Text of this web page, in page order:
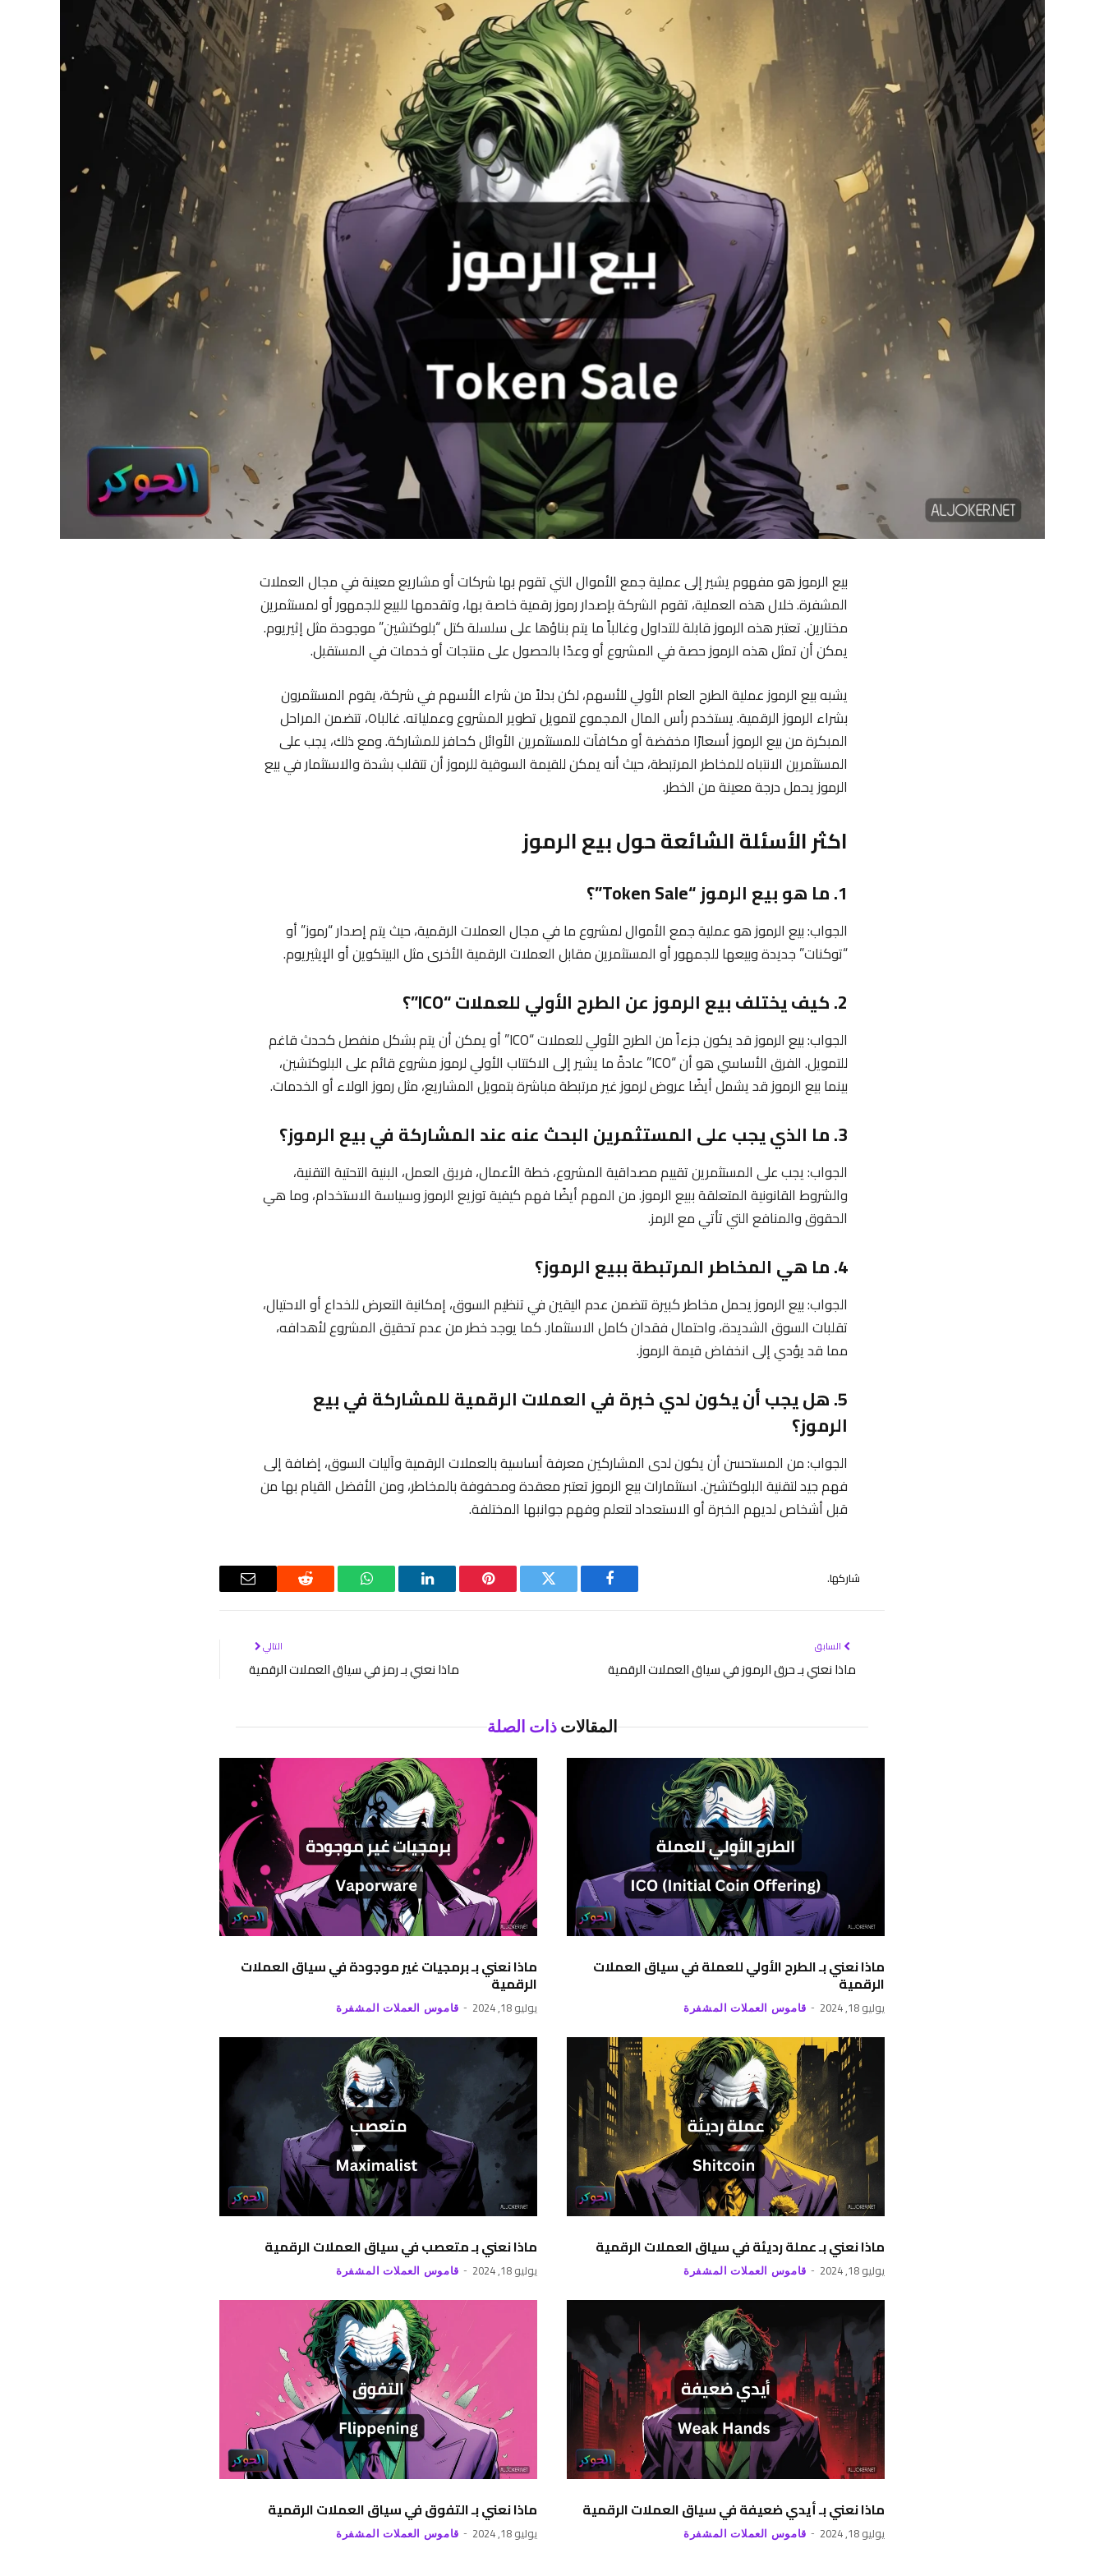
بيع الرموز هو مفهوم يشير إلى عملية جمع الأموال التي تقوم بها شركات أو مشاريع معينة في مجال العملات
المشفرة. خلال هذه العملية، تقوم الشركة بإصدار رموز رقمية خاصة بها، وتقدمها للبيع للجمهور أو لمستثمرين
مختارين. تعتبر هذه الرموز قابلة للتداول وغالباً ما يتم بناؤها على سلسلة كتل “بلوكتشين” موجودة مثل إثيريوم.
يمكن أن تمثل هذه الرموز حصة في المشروع أو وعدًا بالحصول على منتجات أو خدمات في المستقبل.
يشبه بيع الرموز عملية الطرح العام الأولي للأسهم، لكن بدلاً من شراء الأسهم في شركة، يقوم المستثمرون
بشراء الرموز الرقمية. يستخدم رأس المال المجموع لتمويل تطوير المشروع وعملياته. غالبا٥، تتضمن المراحل
المبكرة من بيع الرموز أسعارًا مخفضة أو مكافآت للمستثمرين الأوائل كحافز للمشاركة. ومع ذلك، يجب على
المستثمرين الانتباه للمخاطر المرتبطة، حيث أنه يمكن للقيمة السوقية للرموز أن تتقلب بشدة والاستثمار في بيع
الرموز يحمل درجة معينة من الخطر.
اكثر الأسئلة الشائعة حول بيع الرموز
1. ما هو بيع الرموز “Token Sale”؟
الجواب: بيع الرموز هو عملية جمع الأموال لمشروع ما في مجال العملات الرقمية، حيث يتم إصدار “رموز” أو
“توكنات” جديدة وبيعها للجمهور أو المستثمرين مقابل العملات الرقمية الأخرى مثل البيتكوين أو الإيثيريوم.
2. كيف يختلف بيع الرموز عن الطرح الأولي للعملات “ICO”؟
الجواب: بيع الرموز قد يكون جزءاً من الطرح الأولي للعملات “ICO” أو يمكن أن يتم بشكل منفصل كحدث قاغم
للتمويل. الفرق الأساسي هو أن “ICO” عادةً ما يشير إلى الاكتتاب الأولي لرموز مشروع قائم على البلوكتشين،
بينما بيع الرموز قد يشمل أيضًا عروض لرموز غير مرتبطة مباشرة بتمويل المشاريع، مثل رموز الولاء أو الخدمات.
3. ما الذي يجب على المستثمرين البحث عنه عند المشاركة في بيع الرموز؟
الجواب: يجب على المستثمرين تقييم مصداقية المشروع، خطة الأعمال، فريق العمل، البنية التحتية التقنية،
والشروط القانونية المتعلقة ببيع الرموز. من المهم أيضًا فهم كيفية توزيع الرموز وسياسة الاستخدام، وما هي
الحقوق والمنافع التي تأتي مع الرمز.
4. ما هي المخاطر المرتبطة ببيع الرموز؟
الجواب: بيع الرموز يحمل مخاطر كبيرة تتضمن عدم اليقين في تنظيم السوق، إمكانية التعرض للخداع أو الاحتيال،
تقلبات السوق الشديدة، واحتمال فقدان كامل الاستثمار. كما يوجد خطر من عدم تحقيق المشروع لأهدافه،
مما قد يؤدي إلى انخفاض قيمة الرموز.
5. هل يجب أن يكون لدي خبرة في العملات الرقمية للمشاركة في بيع
الرموز؟
الجواب: من المستحسن أن يكون لدى المشاركين معرفة أساسية بالعملات الرقمية وآليات السوق، إضافة إلى
فهم جيد لتقنية البلوكتشين. استثمارات بيع الرموز تعتبر معقدة ومحفوفة بالمخاطر، ومن الأفضل القيام بها من
قبل أشخاص لديهم الخبرة أو الاستعداد لتعلم وفهم جوانبها المختلفة.
شاركها.
فيسبوك تويتر بينتيريستلينكدإن واتساب رديت
البريد
السابق
ماذا نعني بـ حرق الرموز في سياق العملات الرقمية
التالي
ماذا نعني بـ رمز في سياق العملات الرقمية
المقالاتذات الصلة
ماذا نعني بـ الطرح الأولي للعملة في سياق العملات
الرقمية
يوليو 18, 2024 قاموس العملات المشفرة
ماذا نعني بـ برمجيات غير موجودة في سياق العملات
الرقمية
يوليو 18, 2024 قاموس العملات المشفرة
ماذا نعني بـ عملة رديئة في سياق العملات الرقمية
يوليو 18, 2024 قاموس العملات المشفرة
ماذا نعني بـ متعصب في سياق العملات الرقمية
يوليو 18, 2024 قاموس العملات المشفرة
ماذا نعني بـ أيدي ضعيفة في سياق العملات الرقمية
يوليو 18, 2024 قاموس العملات المشفرة
ماذا نعني بـ التفوق في سياق العملات الرقمية
يوليو 18, 2024 قاموس العملات المشفرة